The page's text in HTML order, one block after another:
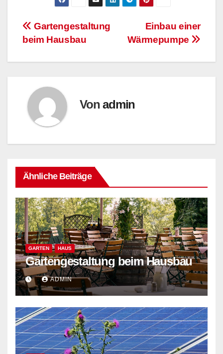
Beitrags-
Einbau einer
Wärmepumpe
Gartengestaltung
beim Hausbau
Vonadmin
Ähnliche Beiträge
GARTEN HAUS
Gartengestaltung beim Hausbau
ADMIN